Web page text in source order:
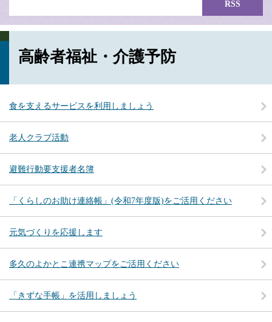
RSS
高齢者福祉・介護予防
食を支えるサービスを利用しましょう
老人クラブ活動
避難行動要支援者名簿
「くらしのお助け連絡帳」(令和7年度版)をご活用ください
元気づくりを応援します
多久のよかとこ連携マップをご活用ください
「きずな手帳」を活用しましょう